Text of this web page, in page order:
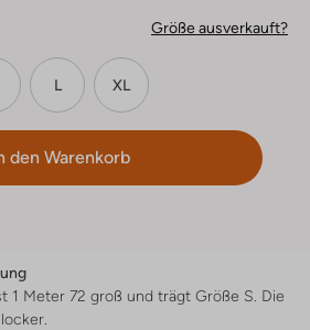
Größe ausverkauft?
L XL
den Warenkorb
1 Meter 72 groß und trägt Größe S. Die
locker